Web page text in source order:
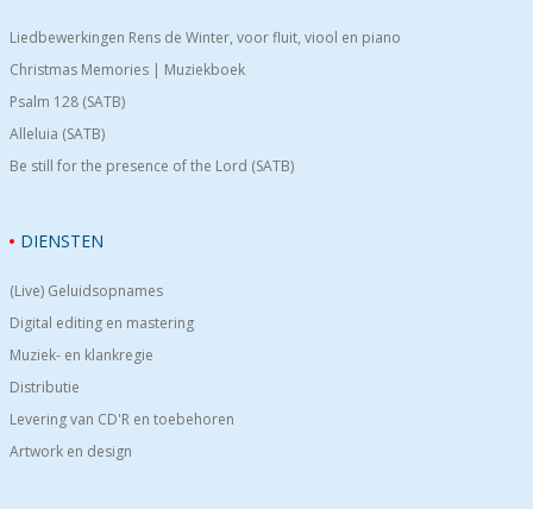
Liedbewerkingen Rens de Winter, voor fluit, viool en piano
Christmas Memories | Muziekboek
Psalm 128 (SATB)
Alleluia (SATB)
Be still for the presence of the Lord (SATB)
DIENSTEN
(Live) Geluidsopnames
Digital editing en mastering
Muziek- en klankregie
Distributie
Levering van CD'R en toebehoren
Artwork en design